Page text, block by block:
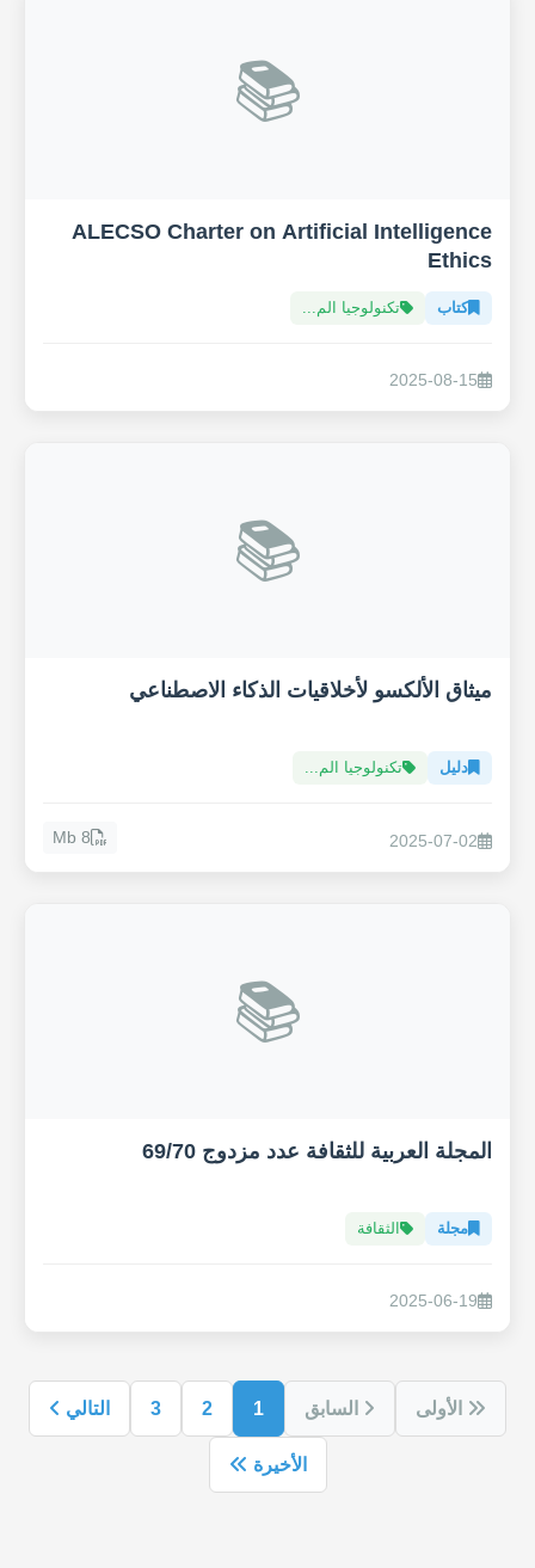
📚
ALECSO Charter on Artificial Intelligence
Ethics
كتاب تكنولوجيا الم...
2025-08-15
📚
ميثاق الألكسو لأخلاقيات الذكاء الاصطناعي
دليل تكنولوجيا الم...
2025-07-02
8 Mb
📚
المجلة العربية للثقافة عدد مزدوج 69/70
مجلة الثقافة
2025-06-19
الأولى السابق 1
2
3 التالي
الأخيرة